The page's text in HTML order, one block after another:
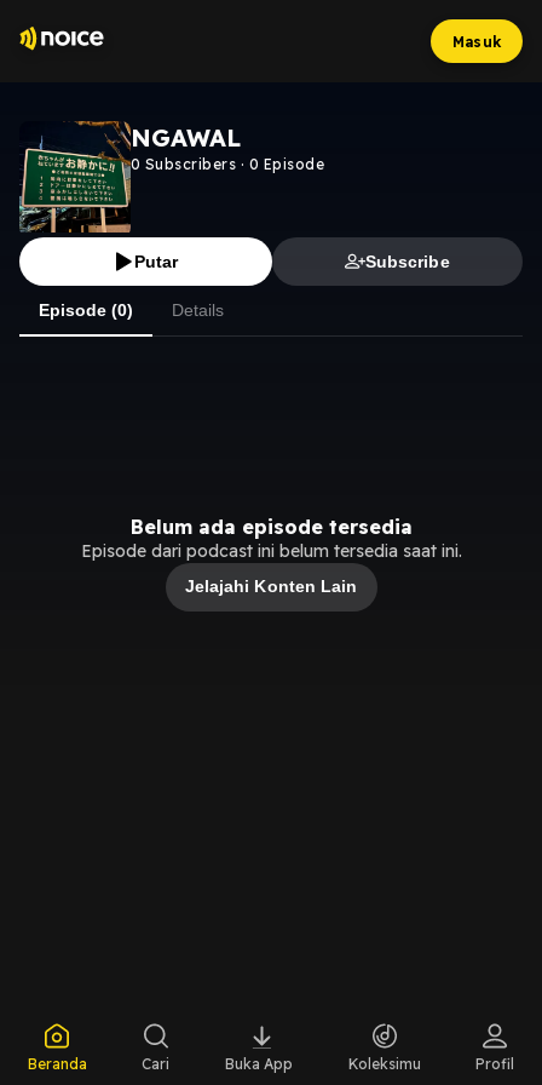
Masuk
NGAWAL
0 Subscribers · 0 Episode
Putar Subscribe
Episode (0) Details
Belum ada episode tersedia
Episode dari podcast ini belum tersedia saat ini.
Jelajahi Konten Lain
Beranda Cari Buka App Koleksimu Profil